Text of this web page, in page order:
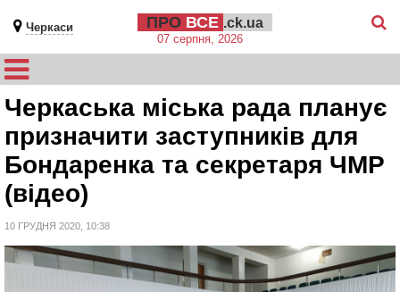
Черкаси ПРО ВСЕ .ck.ua
07 серпня, 2026
Черкаська міська рада планує
призначити заступників для
Бондаренка та секретаря ЧМР
(відео)
10 ГРУДНЯ 2020, 10:38